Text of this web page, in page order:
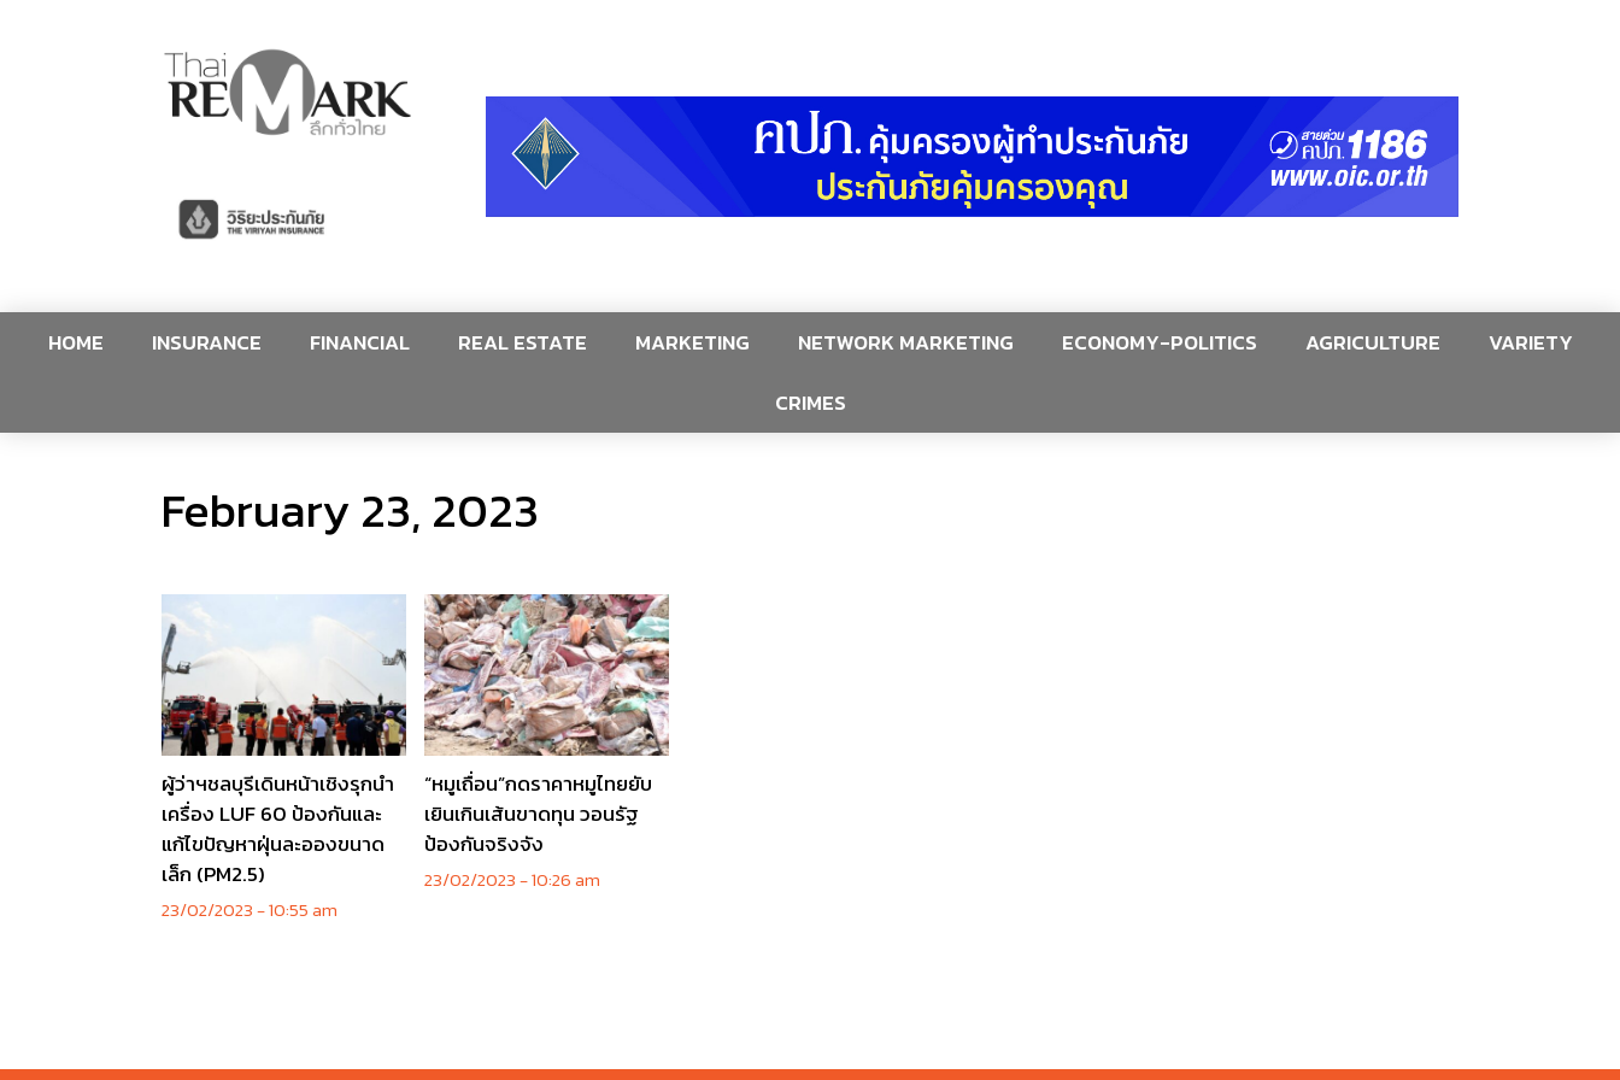
HOME INSURANCE FINANCIAL REAL ESTATE MARKETING NETWORK MARKETING ECONOMY-POLITICS AGRICULTURE
VARIETY
CRIMES
February 23, 2023
ผู้ว่าฯชลบุรีเดินหน้าเชิงรุกนำ
เครื่อง LUF 60 ป้องกันและ
แก้ไขปัญหาฝุ่นละอองขนาด
เล็ก (PM2.5)
23/02/2023 10:55 am
“หมูเถื่อน”กดราคาหมูไทยยับ
เยินเกินเส้นขาดทุน วอนรัฐ
ป้องกันจริงจัง
23/02/2023 10:26 am